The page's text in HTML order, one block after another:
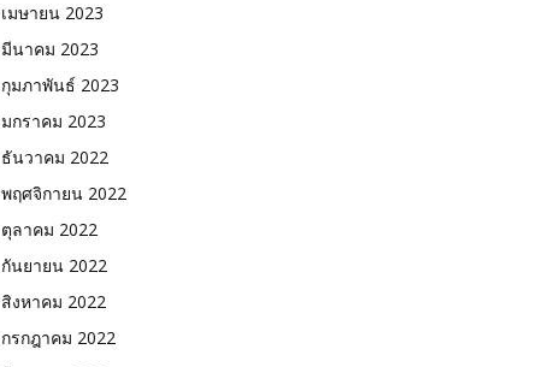
เมษายน 2023
มีนาคม 2023
กุมภาพันธ์ 2023
มกราคม 2023
ธันวาคม 2022
พฤศจิกายน 2022
ตุลาคม 2022
กันยายน 2022
สิงหาคม 2022
กรกฎาคม 2022